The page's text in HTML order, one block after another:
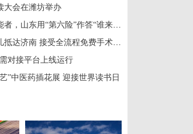
大会在潍坊举办
2581万老人、60万失能者，山东用“第六险”作答“谁来照护”这一难题
18名先天性心脏病患儿抵达济南 接受全流程免费手术治疗
对接平台上线运行
”中医药插花展 迎接世界读书日